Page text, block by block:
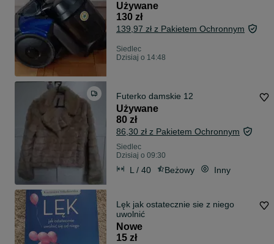
Używane
130 zł
139,97 zł z Pakietem Ochronnym
Siedlec
Dzisiaj o 14:48
Futerko damskie 12
Używane
80 zł
86,30 zł z Pakietem Ochronnym
Siedlec
Dzisiaj o 09:30
L / 40 Beżowy Inny
Lęk jak ostatecznie sie z niego
uwolnić
Nowe
15 zł